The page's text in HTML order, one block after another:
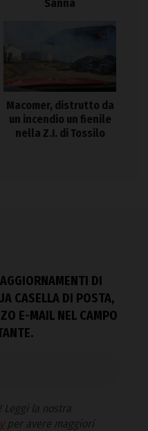
Sanna
Macomer, distrutto da
un incendio un fienile
nella Z.I. di Tossilo
DI
CASELLA DI POSTA,
E-MAIL NEL CAMPO
Leggi la nostra
per avere maggiori